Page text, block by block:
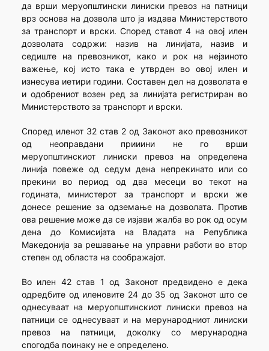
да врши меруопштински линиски превоз на патници
врз основа на дозвола што ја издава Министерството
за транспорт и врски. Според ставот 4 на овој илен
дозволата содржи: назив на линијата, назив и
седиште на превозникот, како и рок на нејзиното
важење, кој исто така е утврден во овој илен и
изнесува иетири години. Составен дел на дозволата е
и одобрениот возен ред за линијата регистриран во
Министерството за транспорт и врски.
Според иленот 32 став 2 од Законот ако превозникот
од неоправдани прииини не го врши
меруопштинскиот линиски превоз на определена
линија повеже од седум дена непрекинато или со
прекини во период од два месеци во текот на
годината, министерот за транспорт и врски же
донесе решение за одземање на дозволата. Против
ова решение може да се изјави жалба во рок од осум
дена до Комисијата на Владата на Република
Македонија за решавање на управни работи во втор
степен од областа на соображајот.
Во илен 42 став 1 од Законот предвидено е дека
одредбите од иленовите 24 до 35 од Законот што се
однесуваат на меруопштинскиот линиски превоз на
патници се однесуваат и на мерународниот линиски
превоз на патници, доколку со мерународна
спогодба поинаку не е определено.